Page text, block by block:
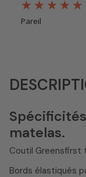
Pareil
matelas.
Coutil Greensfirst
Bords élastiqués